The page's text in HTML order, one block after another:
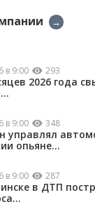
→
в 9:00 293
2026 года
в 9:00 348
управлял
опьяне...
в 9:00 287
в ДТП